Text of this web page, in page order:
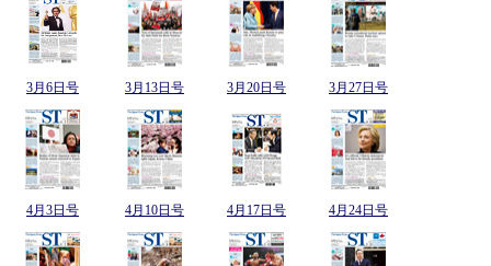
3月6日号 3月13日号 3月20日号 3月27日号
4月3日号 4月10日号 4月17日号 4月24日号